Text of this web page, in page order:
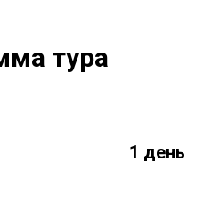
тура
1 день